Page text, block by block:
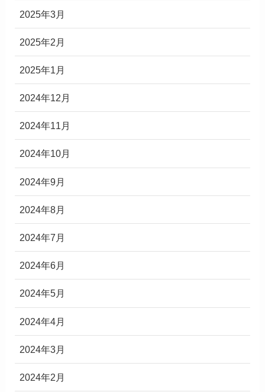
2025年3月
2025年2月
2025年1月
2024年12月
2024年11月
2024年10月
2024年9月
2024年8月
2024年7月
2024年6月
2024年5月
2024年4月
2024年3月
2024年2月